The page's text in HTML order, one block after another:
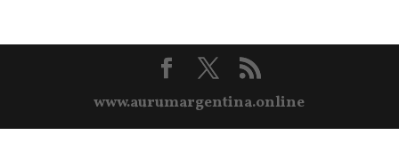
www.aurumargentina.online